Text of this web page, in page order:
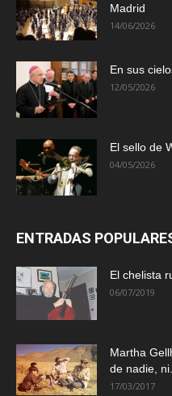
Madrid
14/06/2026
En sus
12/05/2026
El sello de
04/05/2026
ENTRADAS
El chelista
06/07/2019
Martha
de nadie, ni...
17/03/2017